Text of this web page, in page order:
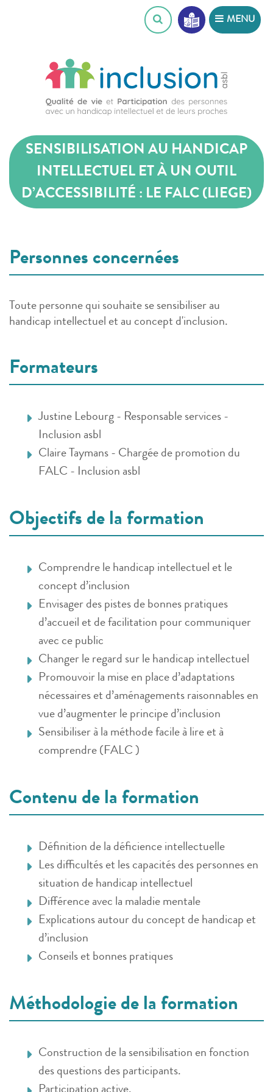
MENU
SENSIBILISATION AU HANDICAP
INTELLECTUEL ET À UN OUTIL
D’ACCESSIBILITÉ : LE FALC (LIEGE)
Personnes concernées
Toute personne qui souhaite se sensibiliser au
handicap intellectuel et au concept d'inclusion.
Formateurs
Justine Lebourg - Responsable services -
Inclusion asbl
Claire Taymans - Chargée de promotion du
FALC - Inclusion asbl
Objectifs de la formation
Comprendre le handicap intellectuel et le
concept d’inclusion
Envisager des pistes de bonnes pratiques
d’accueil et de facilitation pour communiquer
avec ce public
Changer le regard sur le handicap intellectuel
Promouvoir la mise en place d’adaptations
nécessaires et d’aménagements raisonnables en
vue d’augmenter le principe d’inclusion
Sensibiliser à la méthode facile à lire et à
comprendre (FALC )
Contenu de la formation
Définition de la déficience intellectuelle
Les difficultés et les capacités des personnes en
situation de handicap intellectuel
Différence avec la maladie mentale
Explications autour du concept de handicap et
d’inclusion
Conseils et bonnes pratiques
Méthodologie de la formation
Construction de la sensibilisation en fonction
des questions des participants.